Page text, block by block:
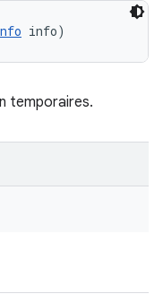
info)
temporaires.